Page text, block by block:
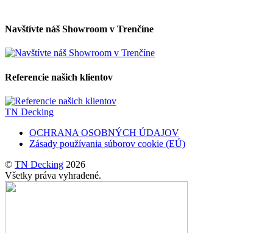
Navštívte náš Showroom v Trenčíne
Referencie našich klientov
TN Decking
OCHRANA OSOBNÝCH ÚDAJOV
Zásady používania súborov cookie (EÚ)
© TN Decking 2026
Všetky práva vyhradené.